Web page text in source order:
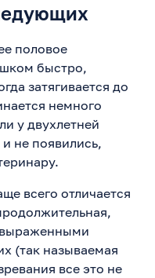
половое
быстро,
затягивается до
немного
у двухлетней
не появились,
всего отличается
выраженными
(так называемая
все это не